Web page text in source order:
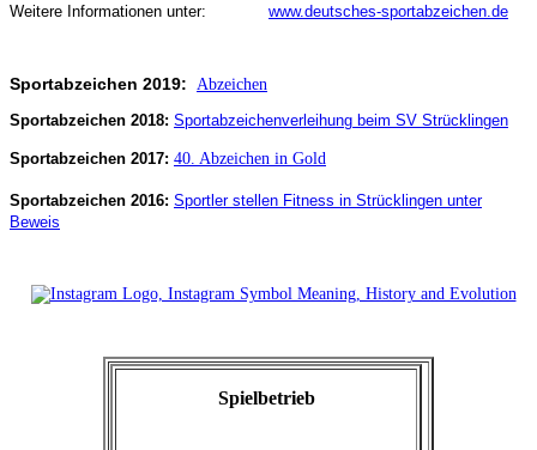
Weitere Informationen unter: www.deutsches-sportabzeichen.de
Sportabzeichen 2019:
Abzeichen
Sportabzeichen 2018: Sportabzeichenverleihung beim SV Strücklingen
Sportabzeichen 2017: 40. Abzeichen in Gold
Sportabzeichen 2016: Sportler stellen Fitness in Strücklingen unter
Beweis
Spielbetrieb